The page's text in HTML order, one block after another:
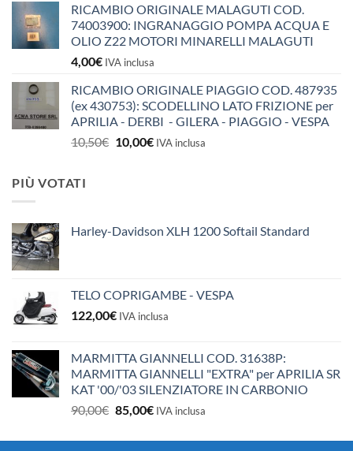
RICAMBIO ORIGINALE MALAGUTI COD.
74003900: INGRANAGGIO POMPA ACQUA E
OLIO Z22 MOTORI MINARELLI MALAGUTI
4,00€ IVA inclusa
RICAMBIO ORIGINALE PIAGGIO COD. 487935
(ex 430753): SCODELLINO LATO FRIZIONE per
APRILIA - DERBI - GILERA - PIAGGIO - VESPA
10,50€ Il
10,00€IlIVA inclusa
PIÙ VOTATI
Harley-Davidson XLH 1200 Softail Standard
TELO COPRIGAMBE - VESPA
122,00€ IVA inclusa
MARMITTA GIANNELLI COD. 31638P:
MARMITTA GIANNELLI "EXTRA" per APRILIA SR
KAT '00/'03 SILENZIATORE IN CARBONIO
90,00€ Il
originale
85,00€Il
attuale
IVA inclusa